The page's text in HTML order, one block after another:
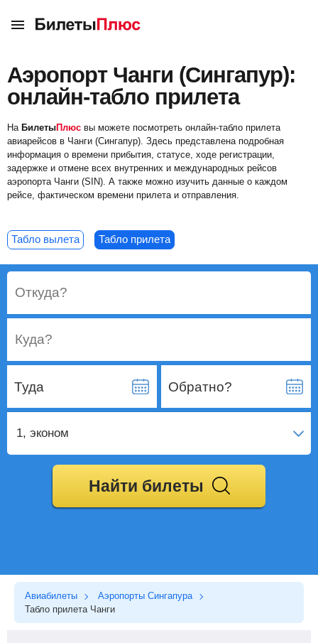
Аэропорт Чанги (Сингапур):
онлайн-табло прилета
На БилетыПлюс вы можете посмотреть онлайн-табло прилета
авиарейсов в Чанги (Сингапур). Здесь представлена подробная
информация о времени прибытия, статусе, ходе регистрации,
задержке и отмене всех внутренних и международных рейсов
аэропорта Чанги (SIN). А также можно изучить данные о каждом
рейсе, фактическом времени прилета и отправления.
Табло вылета Табло прилета
Откуда?
Куда?
Туда Обратно?
1, эконом
Найти билеты
Авиабилеты
Аэропорты Сингапура
Табло прилета Чанги